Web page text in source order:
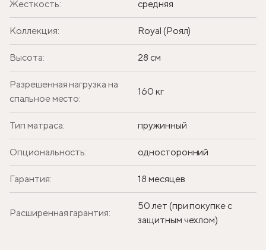
Жесткость: средняя
Коллекция: Royal (Роял)
Высота: 28 см
Разрешенная нагрузка на
спальное место:
160 кг
Тип матраса: пружинный
Опциональность: односторонний
Гарантия: 18 месяцев
Расширенная гарантия:
50 лет (при покупке с
защитным чехлом)